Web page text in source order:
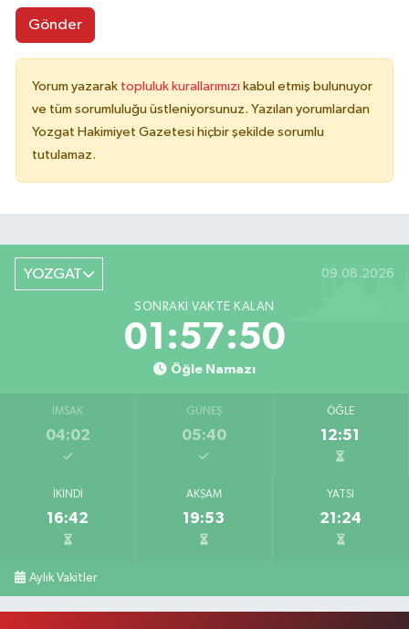
Gönder
Yorum yazarak topluluk kurallarımızı kabul etmiş bulunuyor
ve tüm sorumluluğu üstleniyorsunuz. Yazılan yorumlardan
Yozgat Hakimiyet Gazetesi hiçbir şekilde sorumlu
tutulamaz.
YOZGAT 09.08.2026
SONRAKI VAKTE KALAN
01:57:50
Öğle Namazı
İMSAK
04:02
GÜNEŞ
05:40
ÖĞLE
12:51
İKINDI
16:42
AKŞAM
19:53
YATSI
21:24
Aylık Vakitler